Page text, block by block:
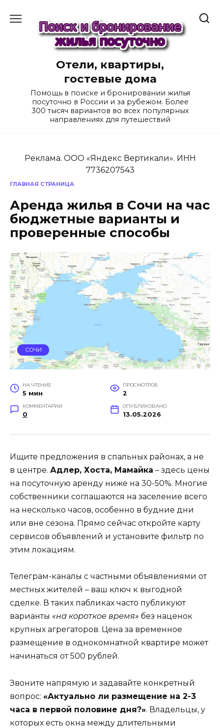
содержанию
Отели, квартиры,
гостевые дома
Помощь в поиске и бронировании жилья
посуточно в России и за рубежом. Более
300 тысяч вариантов во всех популярных
направлениях для путешествий
Реклама. ООО «Яндекс Вертикали». ИНН
7736207543
ГЛАВНАЯ СТРАНИЦА
Аренда жилья в Сочи на час
бюджетные варианты и
проверенные способы
СОЧИ
НА ЧТЕНИЕ
5 мин
ПРОСМОТРОВ
2
КОММЕНТАРИИ
0
ОПУБЛИКОВАНО
13.05.2026
Ищите предложения в спальных районах, а не
в центре. Адлер, Хоста, Мамайка – здесь цены
на посуточную аренду ниже на 30-50%. Многие
собственники соглашаются на заселение всего
на несколько часов, особенно в будние дни
или вне сезона. Прямо сейчас откройте карту
сервисов объявлений и установите фильтр по
этим локациям.
Телеграм-каналы с частными объявлениями от
местных жителей – ваш ключ к выгодной
сделке. В таких пабликах часто публикуют
варианты «на короткое время» без наценок
крупных агрегаторов. Цена за временное
размещение в однокомнатной квартире может
начинаться от 500 рублей.
Звоните напрямую и задавайте конкретный
вопрос: «Актуально ли размещение на 2-3
часа в первой половине дня?». Владельцы, у
которых есть окна между длительными